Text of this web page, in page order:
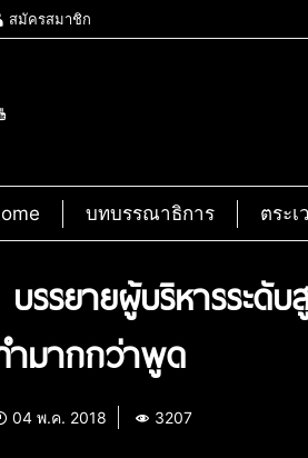
สมัครสมาชิก
บทบรรณาธิการ ตระ
บรรยายผู้บริหารระดั
มากกว่าพูด
04 พ.ค. 2018 3207